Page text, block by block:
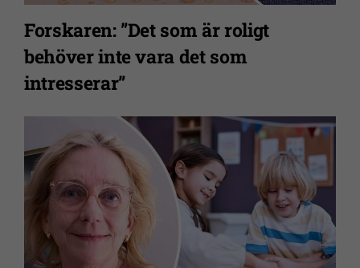
Forskaren: ”Det som är roligt
behöver inte vara det som
intresserar”
webbplatsen
över huvud
taget ska
Statistik
För att vi ska
kunna
förbättra
webbplatsens
funktionalitet